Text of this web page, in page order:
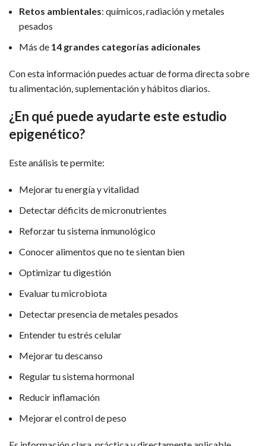
Retos ambientales: químicos, radiación y metales
pesados
Más de 14 grandes categorías adicionales
Con esta información puedes actuar de forma directa sobre
tu alimentación, suplementación y hábitos diarios.
¿En qué puede ayudarte este estudio
epigenético?
Este análisis te permite:
Mejorar tu energía y vitalidad
Detectar déficits de micronutrientes
Reforzar tu sistema inmunológico
Conocer alimentos que no te sientan bien
Optimizar tu digestión
Evaluar tu microbiota
Detectar presencia de metales pesados
Entender tu estrés celular
Mejorar tu descanso
Regular tu sistema hormonal
Reducir inflamación
Mejorar el control de peso